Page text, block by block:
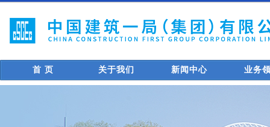
首 页 关于我们 新闻中心 业务